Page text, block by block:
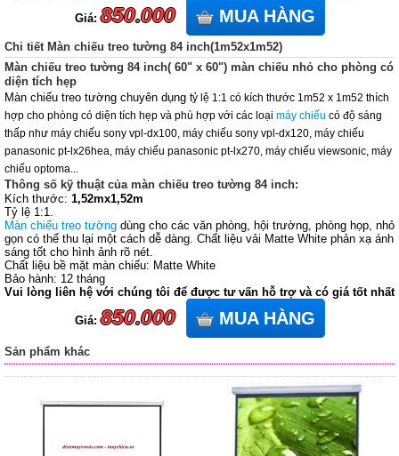
Giá:850.000 MUA HÀNG
Chi tiết Màn chiếu treo tường 84 inch(1m52x1m52)
Màn chiếu treo tường 84 inch( 60" x 60") màn chiếu nhỏ cho phòng có
diện tích hẹp
Màn chiếu treo tường chuyên dụng tỷ lệ 1:1 có kích thước 1m52 x 1m52 thích
hợp cho phòng có diện tích hẹp và phù hợp với các loại máy chiếu có độ sáng
thấp như máy chiếu sony vpl-dx100, máy chiếu sony vpl-dx120, máy chiếu
panasonic pt-lx26hea, máy chiếu panasonic pt-lx270, máy chiếu viewsonic, máy
chiếu optoma...
Thông số kỹ thuật của màn chiếu treo tường 84 inch:
Kích thước: 1,52mx1,52m
Tỷ lệ 1:1.
Màn chiếu treo tường dùng cho các văn phòng, hội trường, phòng họp, nhỏ
gọn có thể thu lại một cách dễ dàng. Chất liệu vải Matte White phản xạ ánh
sáng tốt cho hình ảnh rõ nét.
Chất liệu bề mặt màn chiếu: Matte White
Bảo hành: 12 tháng
Vui lòng liên hệ với chúng tôi để được tư vấn hỗ trợ và có giá tốt nhất
Giá:850.000 MUA HÀNG
Sản phẩm khác